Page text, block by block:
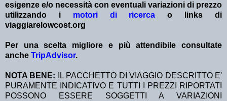
esigenze e/o necessità con eventuali variazioni di prezzo
utilizzando i motori di ricerca o links di
viaggiarelowcost.org
Per una scelta migliore e più attendibile consultate
anche TripAdvisor.
NOTA BENE:
IL PACCHETTO DI VIAGGIO DESCRITTO E'
PURAMENTE INDICATIVO E TUTTI I PREZZI RIPORTATI
POSSONO ESSERE SOGGETTI A VARIAZIONI